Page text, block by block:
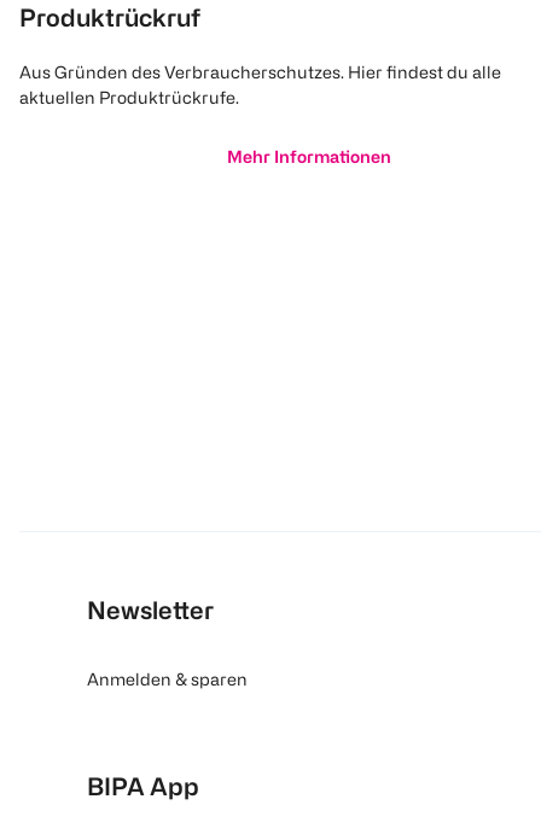
Produktrückruf
Aus Gründen des Verbraucherschutzes. Hier findest du alle
aktuellen Produktrückrufe.
Mehr Informationen
Newsletter
Anmelden & sparen
BIPA App